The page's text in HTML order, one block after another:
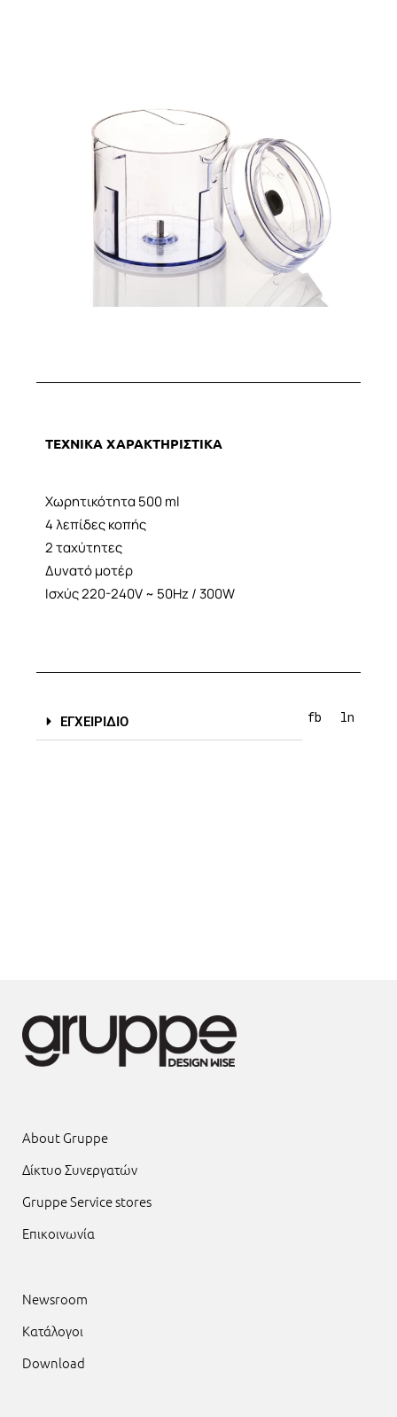
ΤΕΧΝΙΚΑ ΧΑΡΑΚΤΗΡΙΣΤΙΚΑ
Χωρητικότητα 500 ml
4 λεπίδες κοπής
2 ταχύτητες
Δυνατό μοτέρ
Ισχύς 220-240V ~ 50Hz / 300W
ΕΓΧΕΙΡΙΔΙΟ fb ln
About Gruppe
Δίκτυο Συνεργατών
Gruppe Service stores
Επικοινωνία
Newsroom
Κατάλογοι
Download